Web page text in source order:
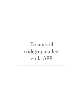
Escanea el
código para leer
en la APP